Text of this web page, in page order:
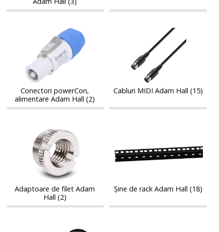
alimentare
Adam
Conectori powerCon,
alimentare Adam Hall (2)
Cabluri MIDI Adam Hall (15)
Adaptoare
Adaptoare de filet Adam
Hall (2)
Adam
rack
Adam
Șine de rack Adam Hall (18)